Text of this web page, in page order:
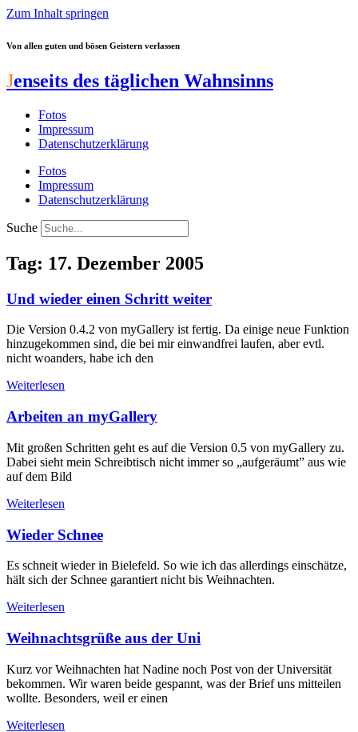
Zum Inhalt springen
Von allen guten und bösen Geistern verlassen
Jenseits des täglichen Wahnsinns
Fotos
Impressum
Datenschutzerklärung
Fotos
Impressum
Datenschutzerklärung
Suche
Tag: 17. Dezember 2005
Und wieder einen Schritt weiter
Die Version 0.4.2 von myGallery ist fertig. Da einige neue Funktion
hinzugekommen sind, die bei mir einwandfrei laufen, aber evtl.
nicht woanders, habe ich den
Weiterlesen
Arbeiten an myGallery
Mit großen Schritten geht es auf die Version 0.5 von myGallery zu.
Dabei sieht mein Schreibtisch nicht immer so „aufgeräumt” aus wie
auf dem Bild
Weiterlesen
Wieder Schnee
Es schneit wieder in Bielefeld. So wie ich das allerdings einschätze,
hält sich der Schnee garantiert nicht bis Weihnachten.
Weiterlesen
Weihnachtsgrüße aus der Uni
Kurz vor Weihnachten hat Nadine noch Post von der Universität
bekommen. Wir waren beide gespannt, was der Brief uns mitteilen
wollte. Besonders, weil er einen
Weiterlesen